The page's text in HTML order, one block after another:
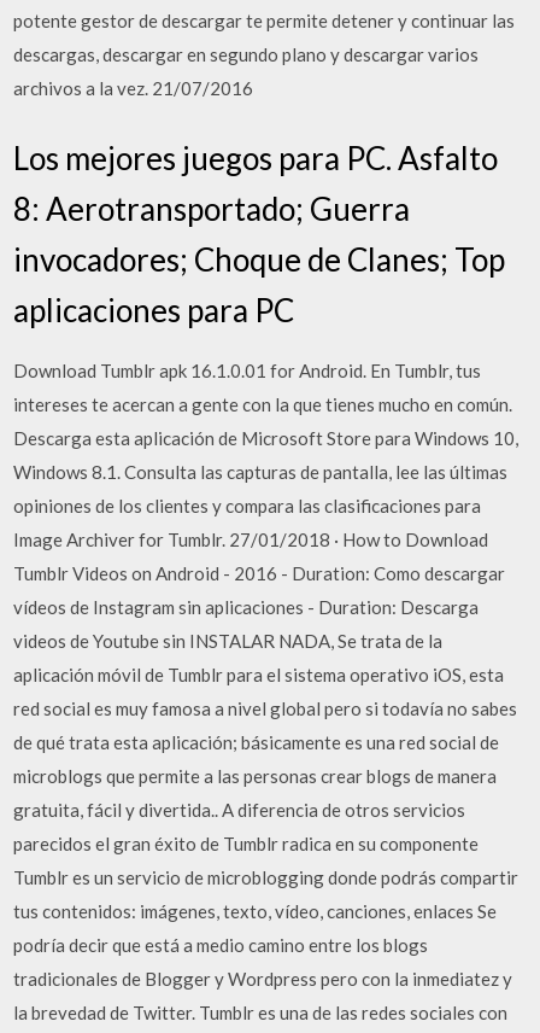
potente gestor de descargar te permite detener y continuar las
descargas, descargar en segundo plano y descargar varios
archivos a la vez. 21/07/2016
Los mejores juegos para PC. Asfalto
8: Aerotransportado; Guerra
invocadores; Choque de Clanes; Top
aplicaciones para PC
Download Tumblr apk 16.1.0.01 for Android. En Tumblr, tus
intereses te acercan a gente con la que tienes mucho en común.
Descarga esta aplicación de Microsoft Store para Windows 10,
Windows 8.1. Consulta las capturas de pantalla, lee las últimas
opiniones de los clientes y compara las clasificaciones para
Image Archiver for Tumblr. 27/01/2018 · How to Download
Tumblr Videos on Android - 2016 - Duration: Como descargar
vídeos de Instagram sin aplicaciones - Duration: Descarga
videos de Youtube sin INSTALAR NADA, Se trata de la
aplicación móvil de Tumblr para el sistema operativo iOS, esta
red social es muy famosa a nivel global pero si todaví­a no sabes
de qué trata esta aplicación; básicamente es una red social de
microblogs que permite a las personas crear blogs de manera
gratuita, fácil y divertida.. A diferencia de otros servicios
parecidos el gran éxito de Tumblr radica en su componente
Tumblr es un servicio de microblogging donde podrás compartir
tus contenidos: imágenes, texto, vídeo, canciones, enlaces Se
podría decir que está a medio camino entre los blogs
tradicionales de Blogger y Wordpress pero con la inmediatez y
la brevedad de Twitter. Tumblr es una de las redes sociales con